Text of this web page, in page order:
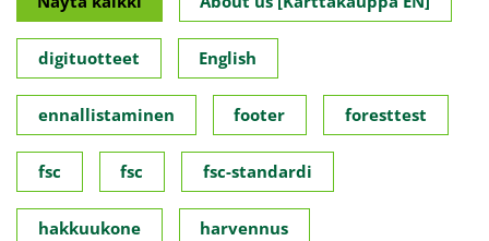
digituotteet English
ennallistaminen footer foresttest
fsc fsc fsc-standardi
hakkuukone harvennus